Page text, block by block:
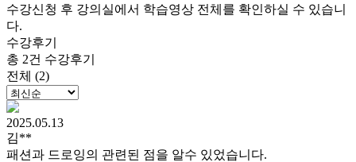
수강신청 후 강의실에서 학습영상 전체를 확인하실 수 있습니
다.
수강후기
총 2건 수강후기
전체 (2)
2025.05.13
김**
패션과 드로잉의 관련된 점을 알수 있었습니다.